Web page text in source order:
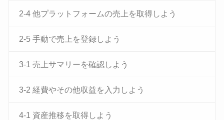
2-4 他プラットフォームの売上を取得しよう
2-5 手動で売上を登録しよう
3-1 売上サマリーを確認しよう
3-2 経費やその他収益を入力しよう
4-1 資産推移を取得しよう